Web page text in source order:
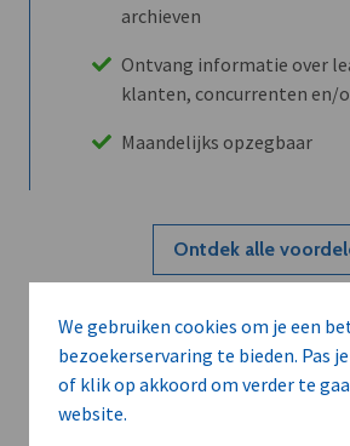
We gebruiken cookies om je een
bezoekerservaring te bieden. Pas
of klik op akkoord om verder te
website.
archieven
Ontvang informatie over
klanten, concurrenten en/
Maandelijks opzegbaar
Ontdek alle
Abboneer